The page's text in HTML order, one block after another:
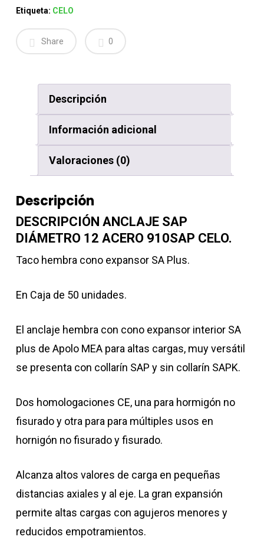
Etiqueta: CELO
Share 0
Descripción
Información adicional
Valoraciones (0)
Descripción
DESCRIPCIÓN ANCLAJE SAP
DIÁMETRO 12 ACERO 910SAP CELO.
Taco hembra cono expansor SA Plus.
En Caja de 50 unidades.
El anclaje hembra con cono expansor interior SA
plus de Apolo MEA para altas cargas, muy versátil
se presenta con collarín SAP y sin collarín SAPK.
Dos homologaciones CE, una para hormigón no
fisurado y otra para para múltiples usos en
hornigón no fisurado y fisurado.
Alcanza altos valores de carga en pequeñas
distancias axiales y al eje. La gran expansión
permite altas cargas con agujeros menores y
reducidos empotramientos.